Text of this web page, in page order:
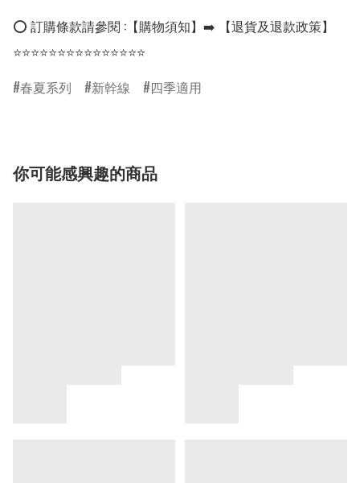
⭕ 訂購條款請參閱 :【購物須知】➡️ 【退貨及退款政策】
⭐⭐⭐⭐⭐⭐⭐⭐⭐⭐⭐⭐⭐⭐⭐
春夏系列
新幹線 四季適用
你可能感興趣的商品